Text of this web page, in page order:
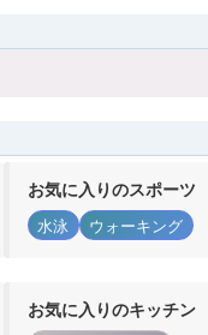
お気に入りのスポーツ
水泳 ウォーキング
お気に入りのキッチン